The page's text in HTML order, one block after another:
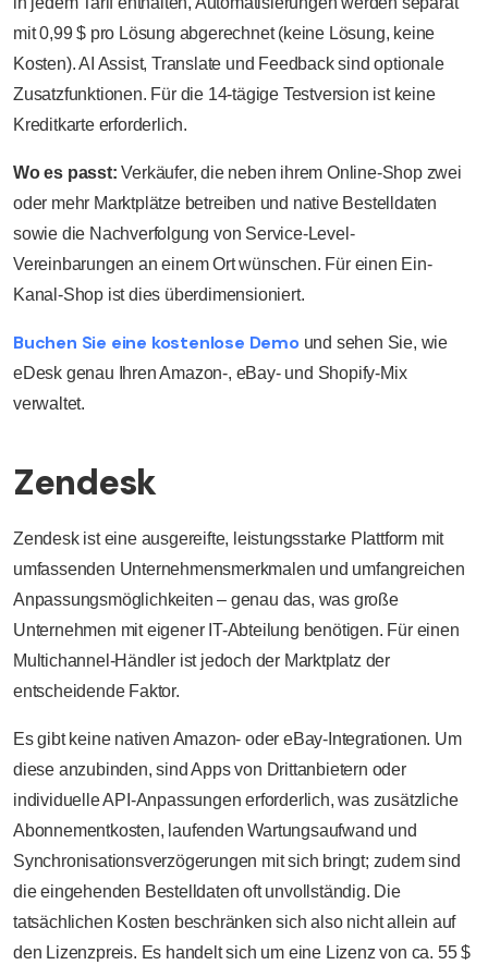
mit 0,99 $ pro Lösung abgerechnet (keine Lösung, keine
Kosten). AI Assist, Translate und Feedback sind optionale
Zusatzfunktionen. Für die 14-tägige Testversion ist keine
Kreditkarte erforderlich.
Wo es passt: Verkäufer, die neben ihrem Online-Shop zwei
oder mehr Marktplätze betreiben und native Bestelldaten
sowie die Nachverfolgung von Service-Level-
Vereinbarungen an einem Ort wünschen. Für einen Ein-
Kanal-Shop ist dies überdimensioniert.
Buchen Sie eine kostenlose Demound sehen Sie, wie
eDesk genau Ihren Amazon-, eBay- und Shopify-Mix
verwaltet.
Zendesk
Zendesk ist eine ausgereifte, leistungsstarke Plattform mit
umfassenden Unternehmensmerkmalen und umfangreichen
Anpassungsmöglichkeiten – genau das, was große
Unternehmen mit eigener IT-Abteilung benötigen. Für einen
Multichannel-Händler ist jedoch der Marktplatz der
entscheidende Faktor.
Es gibt keine nativen Amazon- oder eBay-Integrationen. Um
diese anzubinden, sind Apps von Drittanbietern oder
individuelle API-Anpassungen erforderlich, was zusätzliche
Abonnementkosten, laufenden Wartungsaufwand und
Synchronisationsverzögerungen mit sich bringt; zudem sind
die eingehenden Bestelldaten oft unvollständig. Die
tatsächlichen Kosten beschränken sich also nicht allein auf
den Lizenzpreis. Es handelt sich um eine Lizenz von ca. 55 $